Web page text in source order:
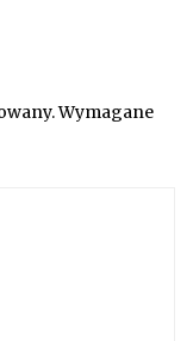
Wymagane